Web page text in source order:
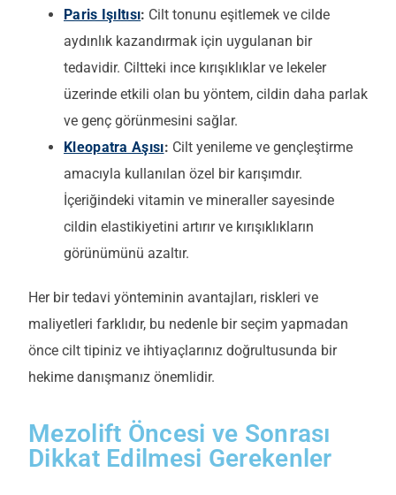
Paris Işıltısı: Cilt tonunu eşitlemek ve cilde
aydınlık kazandırmak için uygulanan bir
tedavidir. Ciltteki ince kırışıklıklar ve lekeler
üzerinde etkili olan bu yöntem, cildin daha parlak
ve genç görünmesini sağlar.
Kleopatra Aşısı: Cilt yenileme ve gençleştirme
amacıyla kullanılan özel bir karışımdır.
İçeriğindeki vitamin ve mineraller sayesinde
cildin elastikiyetini artırır ve kırışıklıkların
görünümünü azaltır.
Her bir tedavi yönteminin avantajları, riskleri ve
maliyetleri farklıdır, bu nedenle bir seçim yapmadan
önce cilt tipiniz ve ihtiyaçlarınız doğrultusunda bir
hekime danışmanız önemlidir.
Mezolift Öncesi ve Sonrası
Dikkat Edilmesi Gerekenler